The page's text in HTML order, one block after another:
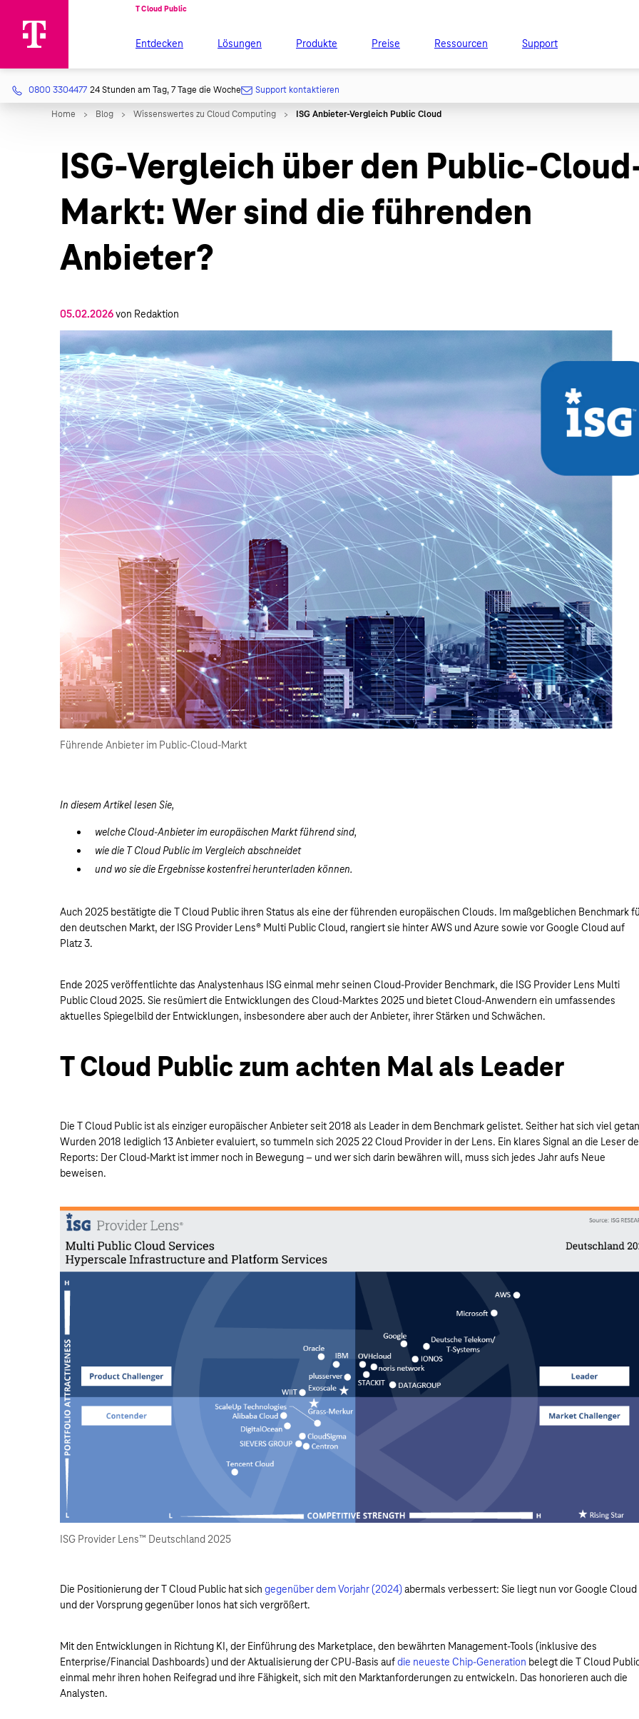
Entdecken Lösungen Produkte Preise Ressourcen Support
0800 3304477 24 Stunden am Tag, 7 Tage die Woche Support kontaktieren
ISG-Vergleich über den Public-
Markt: Wer sind die führenden
Anbieter?
05.02.2026von Redaktion
Führende Anbieter im Public-Cloud-Markt
In diesem Artikel lesen Sie,
welche Cloud-Anbieter im europäischen Markt führend sind,
wie die T Cloud Public im Vergleich abschneidet
und wo sie die Ergebnisse kostenfrei herunterladen können.
Auch 2025 bestätigte die T Cloud Public ihren Status als eine der führenden europäischen Clouds. Im maßgeblichen Benchmark
den deutschen Markt, der ISG Provider Lens® Multi Public Cloud, rangiert sie hinter AWS und Azure sowie vor Google Cloud auf
Platz 3.
Ende 2025 veröffentlichte das Analystenhaus ISG einmal mehr seinen Cloud-Provider Benchmark, die ISG Provider Lens Multi
Public Cloud 2025. Sie resümiert die Entwicklungen des Cloud-Marktes 2025 und bietet Cloud-Anwendern ein umfassendes
aktuelles Spiegelbild der Entwicklungen, insbesondere aber auch der Anbieter, ihrer Stärken und Schwächen.
T Cloud Public zum achten Mal als Leader
Die T Cloud Public ist als einziger europäischer Anbieter seit 2018 als Leader in dem Benchmark gelistet. Seither hat sich viel
Wurden 2018 lediglich 13 Anbieter evaluiert, so tummeln sich 2025 22 Cloud Provider in der Lens. Ein klares Signal an die Leser
Reports: Der Cloud-Markt ist immer noch in Bewegung – und wer sich darin bewähren will, muss sich jedes Jahr aufs Neue
beweisen.
ISG Provider Lens™ Deutschland 2025
Die Positionierung der T Cloud Public hat sich gegenüber dem Vorjahr (2024)abermals verbessert: Sie liegt nun vor Google Cloud
und der Vorsprung gegenüber Ionos hat sich vergrößert.
Mit den Entwicklungen in Richtung KI, der Einführung des Marketplace, den bewährten Management-Tools (inklusive des
Enterprise/Financial Dashboards) und der Aktualisierung der CPU-Basis aufdie neueste Chip-Generation belegt die T Cloud
einmal mehr ihren hohen Reifegrad und ihre Fähigkeit, sich mit den Marktanforderungen zu entwickeln. Das honorieren auch die
Analysten.